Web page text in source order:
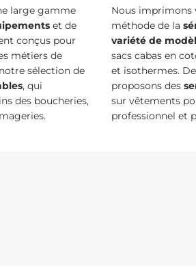
large gamme
et de
conçus pour
métiers de
sélection de
, qui
des boucheries,
Nous imprimons
méthode de la
variété de
sacs cabas en
et isothermes.
proposons des
sur vêtements
professionnel et